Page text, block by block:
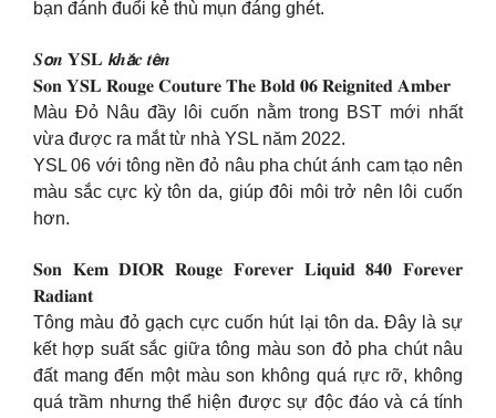
bạn đánh đuổi kẻ thù mụn đáng ghét.
𝑺𝙤𝒏 𝐘𝐒𝐋 𝙠𝒉𝙖̆́𝒄 𝒕𝙚̂𝒏
𝐒𝐨𝐧 𝐘𝐒𝐋 𝐑𝐨𝐮𝐠𝐞 𝐂𝐨𝐮𝐭𝐮𝐫𝐞 𝐓𝐡𝐞 𝐁𝐨𝐥𝐝 𝟎𝟔 𝐑𝐞𝐢𝐠𝐧𝐢𝐭𝐞𝐝 𝐀𝐦𝐛𝐞𝐫
Màu Đỏ Nâu đầy lôi cuốn nằm trong BST mới nhất
vừa được ra mắt từ nhà YSL năm 2022.
YSL 06 với tông nền đỏ nâu pha chút ánh cam tạo nên
màu sắc cực kỳ tôn da, giúp đôi môi trở nên lôi cuốn
hơn.
𝐒𝐨𝐧 𝐊𝐞𝐦 𝐃𝐈𝐎𝐑 𝐑𝐨𝐮𝐠𝐞 𝐅𝐨𝐫𝐞𝐯𝐞𝐫 𝐋𝐢𝐪𝐮𝐢𝐝 𝟖𝟒𝟎 𝐅𝐨𝐫𝐞𝐯𝐞𝐫
𝐑𝐚𝐝𝐢𝐚𝐧𝐭
Tông màu đỏ gạch cực cuốn hút lại tôn da. Đây là sự
kết hợp suất sắc giữa tông màu son đỏ pha chút nâu
đất mang đến một màu son không quá rực rỡ, không
quá trầm nhưng thể hiện được sự độc đáo và cá tính